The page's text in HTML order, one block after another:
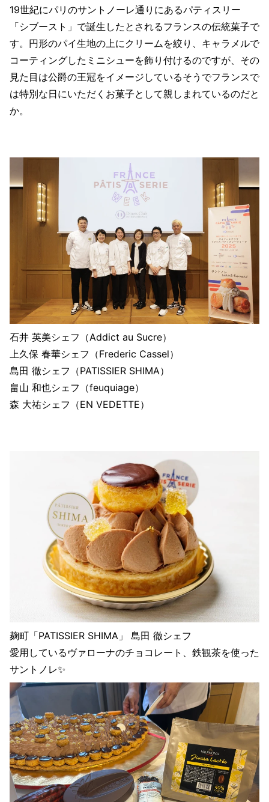
19世紀にパリのサントノーレ通りにあるパティスリー
「シブースト」で誕生したとされるフランスの伝統菓子で
す。円形のパイ生地の上にクリームを絞り、キャラメルで
コーティングしたミニシューを飾り付けるのですが、その
見た目は公爵の王冠をイメージしているそうでフランスで
は特別な日にいただくお菓子として親しまれているのだと
か。
石井 英美シェフ（Addict au Sucre）
上久保 春華シェフ（Frederic Cassel）
島田 徹シェフ（PATISSIER SHIMA）
畠山 和也シェフ（feuquiage）
森 大祐シェフ（EN VEDETTE）
麹町「PATISSIER SHIMA」 島田 徹シェフ
愛用しているヴァローナのチョコレート、鉄観茶を使った
サントノレ✨